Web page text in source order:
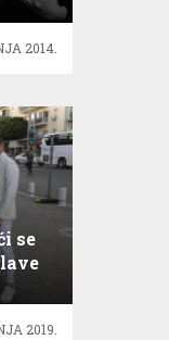
2014.
se
2019.